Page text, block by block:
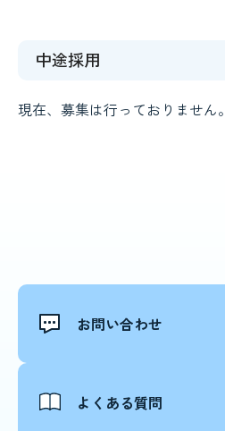
中途採用
現在、募集は行っておりません。
お問い合わせ
よくある質問